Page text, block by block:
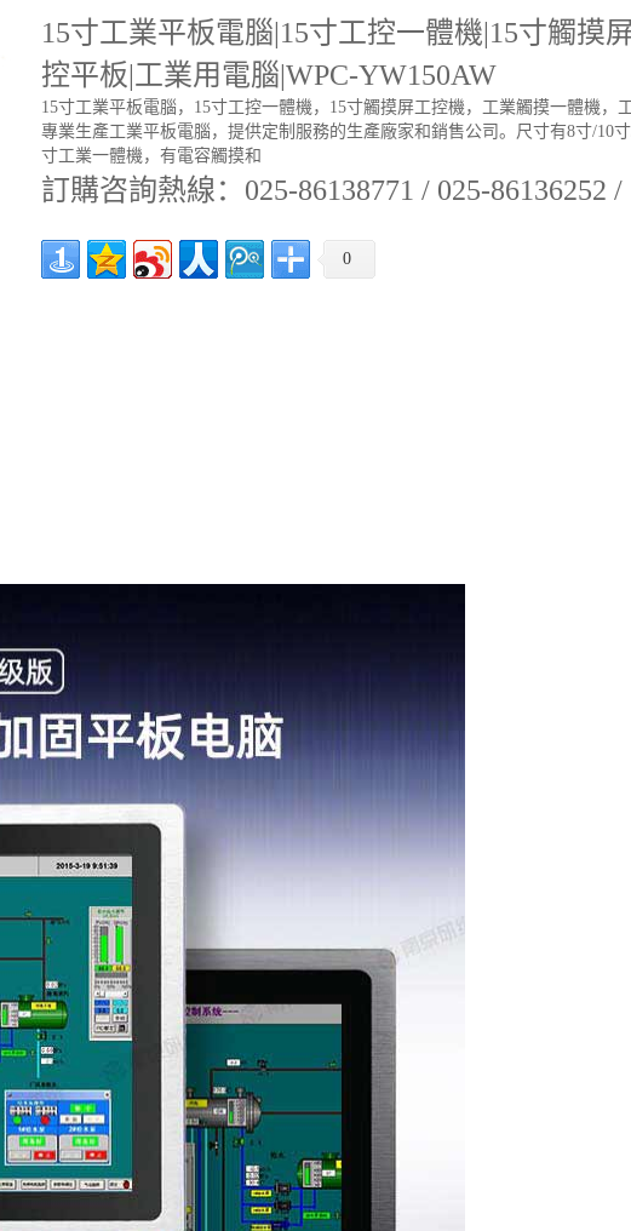
15寸工業平板電腦|15寸工控一體機|15寸觸摸
控平板|工業用電腦|WPC-YW150AW
15寸工業平板電腦，15寸工控一體機，15寸觸摸屏工控機，工業觸摸一體機，
專業生產工業平板電腦，提供定制服務的生產廠家和銷售公司。尺寸有8寸/10
寸工業一體機，有電容觸摸和
訂購咨詢熱線：025-86138771 / 025-86136252 /
0